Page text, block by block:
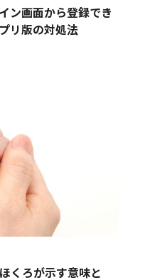
ン画面から登録でき
リ版の対処法
くろが示す意味と